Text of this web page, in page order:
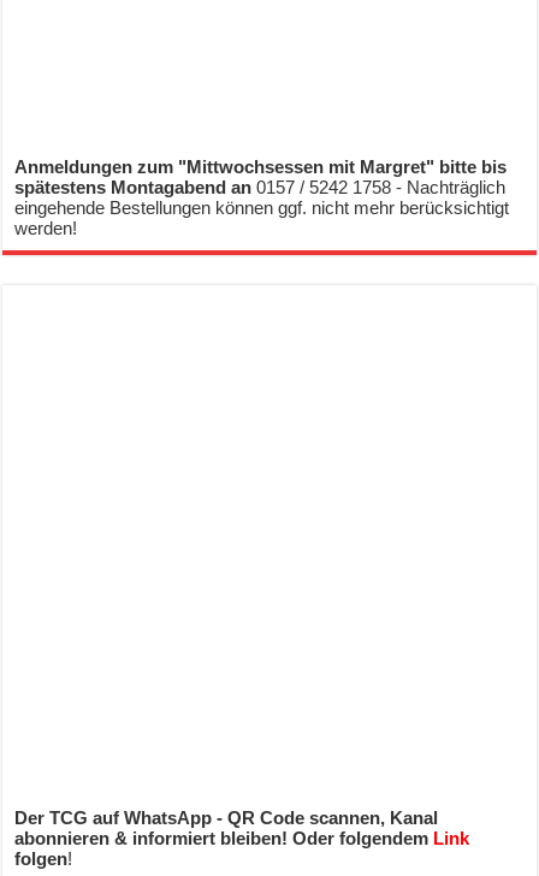
Anmeldungen zum "Mittwochsessen mit Margret" bitte bis
spätestens Montagabend an0157 / 5242 1758 - Nachträglich
eingehende Bestellungen können ggf. nicht mehr berücksichtigt
werden!
Der TCG auf WhatsApp - QR Code scannen, Kanal
abonnieren & informiert bleiben! Oder folgendem Link
folgen!